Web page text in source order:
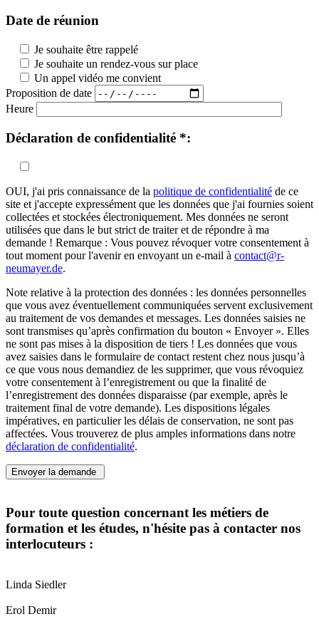
Date de réunion
Je souhaite être rappelé
Je souhaite un rendez-vous sur place
Un appel vidéo me convient
Proposition de date
Heure
Déclaration de confidentialité *:
OUI, j'ai pris connaissance de la politique de confidentialité de ce
site et j'accepte expressément que les données que j'ai fournies soient
collectées et stockées électroniquement. Mes données ne seront
utilisées que dans le but strict de traiter et de répondre à ma
demande ! Remarque : Vous pouvez révoquer votre consentement à
tout moment pour l'avenir en envoyant un e-mail à contact@r-
neumayer.de.
Note relative à la protection des données : les données personnelles
que vous avez éventuellement communiquées servent exclusivement
au traitement de vos demandes et messages. Les données saisies ne
sont transmises qu’après confirmation du bouton « Envoyer ». Elles
ne sont pas mises à la disposition de tiers ! Les données que vous
avez saisies dans le formulaire de contact restent chez nous jusqu’à
ce que vous nous demandiez de les supprimer, que vous révoquiez
votre consentement à l’enregistrement ou que la finalité de
l’enregistrement des données disparaisse (par exemple, après le
traitement final de votre demande). Les dispositions légales
impératives, en particulier les délais de conservation, ne sont pas
affectées. Vous trouverez de plus amples informations dans notre
déclaration de confidentialité.
Envoyer la demande
Pour toute question concernant les métiers de
formation et les études, n'hésite pas à contacter nos
interlocuteurs :
Linda Siedler
Erol Demir